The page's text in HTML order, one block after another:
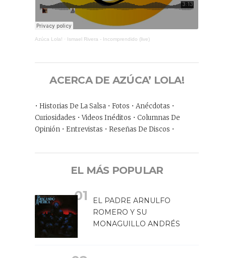
Azúca Lola! · Ismael Rivera - Incomprendido (live)
ACERCA DE AZÚCA’ LOLA!
• Historias De La Salsa • Fotos • Anécdotas •
Curiosidades • Videos Inéditos • Columnas De
Opinión • Entrevistas • Reseñas De Discos •
EL MÁS POPULAR
EL PADRE ARNULFO
ROMERO Y SU
MONAGUILLO ANDRÉS